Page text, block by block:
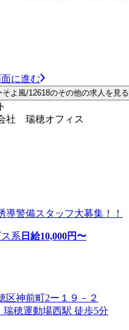
に進む
よ風/12618のその他の求人を見る
社 瑞穂オフィス
導警備スタッフ大募集！！
系 日給10,000円〜
区神前町2ー１９－２
瑞穂運動場西駅 徒歩5分